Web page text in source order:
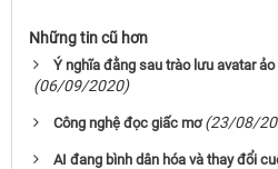
Những tin cũ hơn
Ý nghĩa đằng sau trào lưu avatar
(06/09/2020)
Công nghệ đọc giấc mơ (23/08/
AI đang bình dân hóa và thay đổi